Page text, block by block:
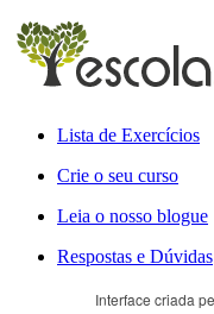
Lista de Exercícios
Crie o seu curso
Leia o nosso blogue
Respostas e Dúvidas